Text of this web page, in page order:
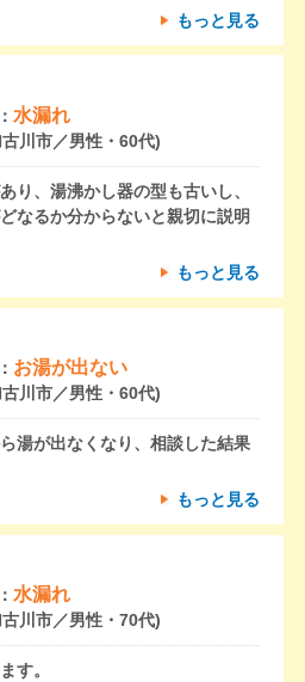
もっと見る
水漏れ
川市／男性・60代)
り、湯沸かし器の型も古いし、
なるか分からないと親切に説明
もっと見る
お湯が出ない
川市／男性・60代)
湯が出なくなり、相談した結果
もっと見る
水漏れ
川市／男性・70代)
す。